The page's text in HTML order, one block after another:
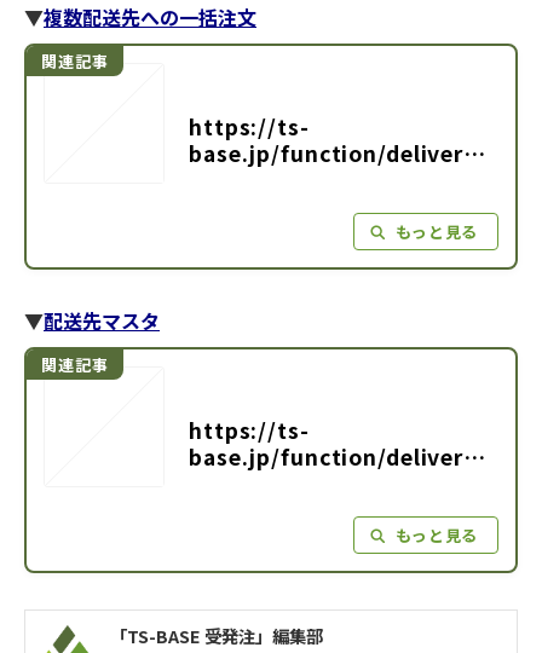
▼複数配送先への一括注文
https://ts-
base.jp/function/delivery-
▼配送先マスタ
https://ts-
base.jp/function/delivery-
「TS-BASE 受発注」編集部